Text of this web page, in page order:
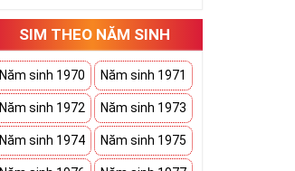
SIM THEO NĂM SINH
Năm sinh 1970 Năm sinh 1971
Năm sinh 1972 Năm sinh 1973
Năm sinh 1974 Năm sinh 1975